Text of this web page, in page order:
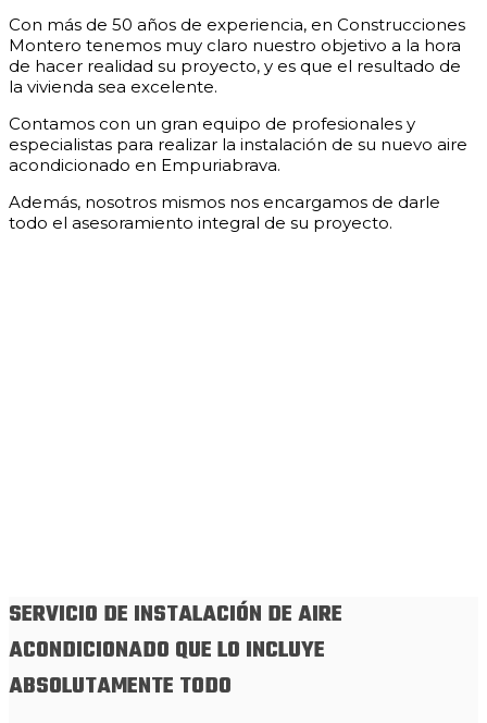
Con más de 50 años de experiencia, en Construcciones
Montero tenemos muy claro nuestro objetivo a la hora
de hacer realidad su proyecto, y es que el resultado de
la vivienda sea excelente.
Contamos con un gran equipo de profesionales y
especialistas para realizar la instalación de su nuevo aire
acondicionado en Empuriabrava.
Además, nosotros mismos nos encargamos de darle
todo el asesoramiento integral de su proyecto.
SERVICIO DE INSTALACIÓN DE AIRE
ACONDICIONADO QUE LO INCLUYE
ABSOLUTAMENTE TODO